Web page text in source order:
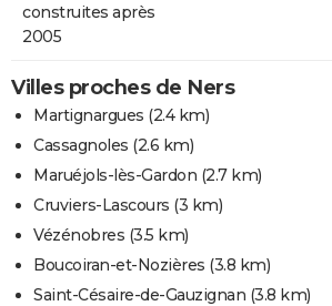
construites après
2005
Villes proches de Ners
Martignargues (2.4 km)
Cassagnoles (2.6 km)
Maruéjols-lès-Gardon (2.7 km)
Cruviers-Lascours (3 km)
Vézénobres (3.5 km)
Boucoiran-et-Nozières (3.8 km)
Saint-Césaire-de-Gauzignan (3.8 km)